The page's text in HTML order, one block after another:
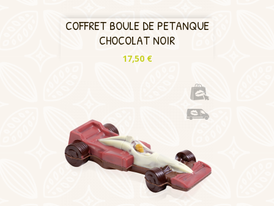
COFFRET BOULE DE PETANQUE
CHOCOLAT NOIR
Prix
17,50 €